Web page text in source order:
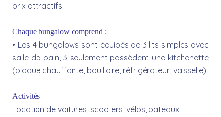
prix attractifs
Chaque bungalow comprend :
• Les 4 bungalows sont équipés de 3 lits simples avec
salle de bain, 3 seulement possèdent une kitchenette
(plaque chauffante, bouilloire, réfrigérateur, vaisselle).
Activités
Location de voitures, scooters, vélos, bateaux